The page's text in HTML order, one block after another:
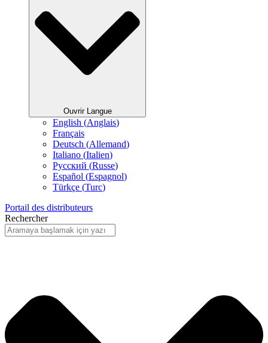
Ouvrir Langue
English (Anglais)
Français
Deutsch (Allemand)
Italiano (Italien)
Русский (Russe)
Español (Espagnol)
Türkçe (Turc)
Portail des distributeurs
Rechercher